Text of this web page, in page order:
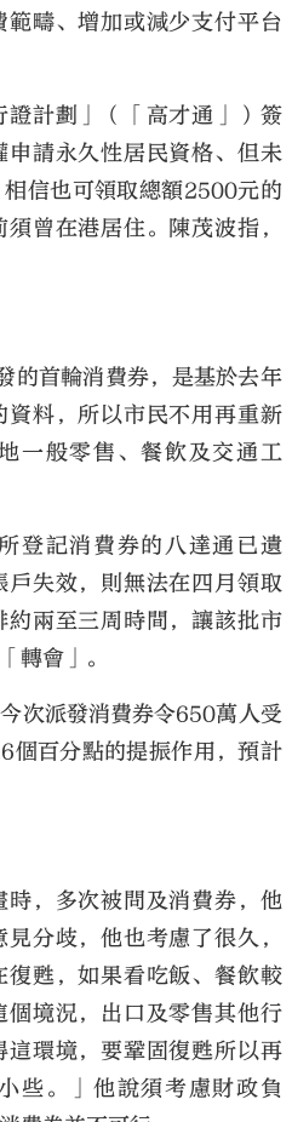
疇、增加或減少支付平台
計劃」（「高才通」）簽
請永久性居民資格、但未
信也可領取總額2500元的
曾在港居住。陳茂波指，
的首輪消費券，是基於去年
料，所以市民不用再重新
一般零售、餐飲及交通工
登記消費券的八達通已遺
失效，則無法在四月領取
兩至三周時間，讓該批市
轉會」。
次派發消費券令650萬人受
個百分點的提振作用，預計
時，多次被問及消費券，他
分歧，他也考慮了很久，
復甦，如果看吃飯、餐飲較
境況，出口及零售其他行
環境，要鞏固復甦所以再
些。」他說須考慮財政負